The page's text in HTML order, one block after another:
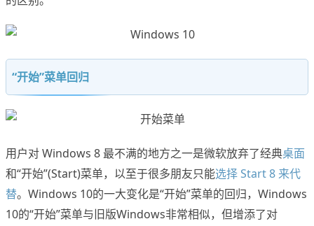
“开始”菜单回归
用户对 Windows 8 最不满的地方之一是微软放弃了经典桌面
和“开始”(Start)菜单，以至于很多朋友只能选择 Start 8 来代
替。Windows 10的一大变化是“开始”菜单的回归，Windows
10的“开始”菜单与旧版Windows非常相似，但增添了对